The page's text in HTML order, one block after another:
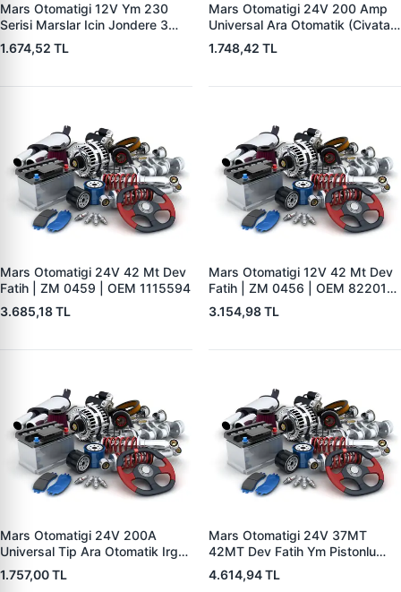
Mars Otomatigi 12V Ym 230
Serisi Marslar Icin Jondere 3
Delik | ZM 1653 | OEM
RE503357
1.674,52 TL
Mars Otomatigi 24V 200 Amp
Universal Ara Otomatik (Civatali)
| ZM 1404
1.748,42 TL
Mars Otomatigi 24V 42 Mt Dev
Fatih | ZM 0459 | OEM 1115594
3.685,18 TL
Mars Otomatigi 12V 42 Mt Dev
Fatih | ZM 0456 | OEM 82201-
5004 V1117553
2132X10456393
3.154,98 TL
Mars Otomatigi 24V 200A
Universal Tip Ara Otomatik Irgat
| ZM 0404
1.757,00 TL
Mars Otomatigi 24V 37MT
42MT Dev Fatih Ym Pistonlu
Bmc Profesyonel Catterpiller Is
Makinasi | ZM 0361 | OEM
4.614,94 TL